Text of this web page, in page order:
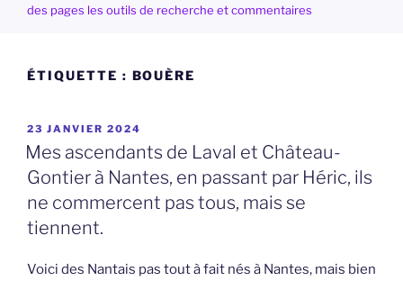
des pages les outils de recherche et commentaires
ÉTIQUETTE : BOUÈRE
PUBLIÉ
LE
23 JANVIER 2024
Mes ascendants de Laval et Château-
Gontier à Nantes, en passant par Héric, ils
ne commercent pas tous, mais se
tiennent.
Voici des Nantais pas tout à fait nés à Nantes, mais bien